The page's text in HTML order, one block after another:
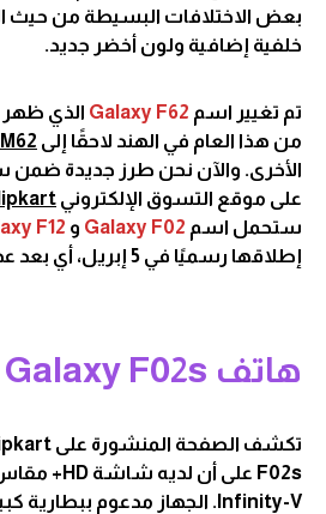
بعض الاختلافات البسيطة من حيث
خلفية إضافية ولون أخضر جديد.
تم تغيير اسم Galaxy F62 الذي ظهر
من هذا العام في الهند لاحقًا إلى
على موقع التسوق الإلكتروني
ستحمل اسم Galaxy F02 و F12
إطلاقها رسميًا في 5 إبريل، أي بعد عدة أيام من الآن.
هاتف Samsung Galaxy F02s